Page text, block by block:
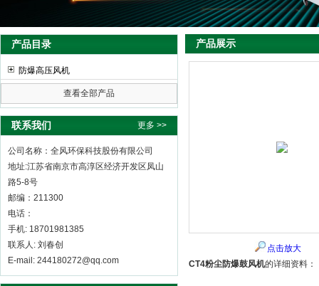
产品目录
防爆高压风机
查看全部产品
联系我们 更多 >>
公司名称：全风环保科技股份有限公司
地址:江苏省南京市高淳区经济开发区凤山
路5-8号
邮编：211300
电话：
手机: 18701981385
联系人: 刘春创
E-mail: 244180272@qq.com
产品展示
点击放大
CT4粉尘防爆鼓风机的详细资料：